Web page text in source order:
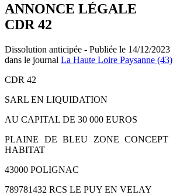
ANNONCE LÉGALE
CDR 42
Dissolution anticipée - Publiée le 14/12/2023
dans le journal La Haute Loire Paysanne (43)
CDR 42
SARL EN LIQUIDATION
AU CAPITAL DE 30 000 EUROS
PLAINE DE BLEU ZONE CONCEPT
HABITAT
43000 POLIGNAC
789781432 RCS LE PUY EN VELAY